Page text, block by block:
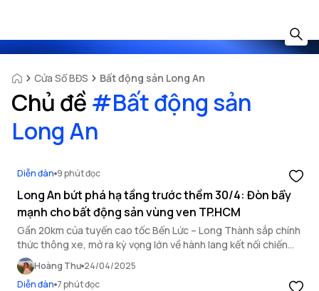
Cửa Sổ BĐS Bất động sản Long An
Chủ đề #Bất động sản
Long An
Diễn đàn 9 phút đọc
Long An bứt phá hạ tầng trước thềm 30/4: Đòn bẩy
mạnh cho bất động sản vùng ven TP.HCM
Gần 20km của tuyến cao tốc Bến Lức – Long Thành sắp chính
thức thông xe, mở ra kỳ vọng lớn về hành lang kết nối chiến
lược giữa Long An, TP.HCM và Đồng Nai.
Hoàng Thư 24/04/2025
Diễn đàn 7 phút đọc